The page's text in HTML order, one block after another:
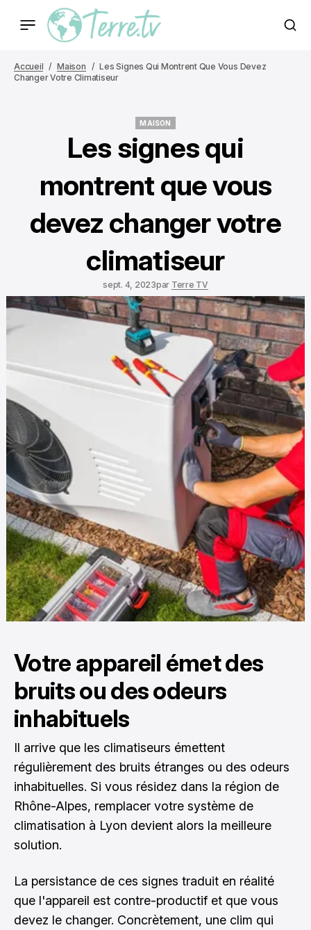
Accueil Maison
Les Signes Qui Montrent Que Vous Devez
Changer Votre Climatiseur
MAISON
Les signes qui
montrent que vous
devez changer votre
climatiseur
sept. 4, 2023par Terre TV
Votre appareil émet des
bruits ou des odeurs
inhabituels
Il arrive que les climatiseurs émettent
régulièrement des bruits étranges ou des odeurs
inhabituelles. Si vous résidez dans la région de
Rhône-Alpes, remplacer votre système de
climatisation à Lyon devient alors la meilleure
solution.
La persistance de ces signes traduit en réalité
que l'appareil est contre-productif et que vous
devez le changer. Concrètement, une clim qui